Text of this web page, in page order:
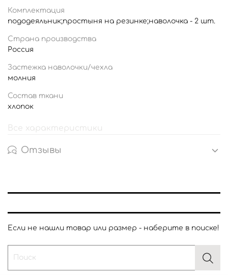
Комплектация
пододеяльник;простыня на резинке;наволочка - 2 шт.
Страна производства
Россия
Застежка наволочки/чехла
молния
Состав ткани
хлопок
Все характеристики
Отзывы
Если не нашли товар или размер - наберите в поиске!